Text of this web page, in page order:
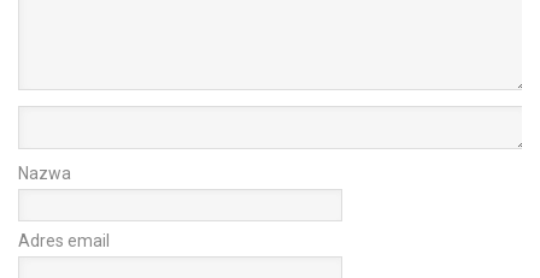
Nazwa
Adres email